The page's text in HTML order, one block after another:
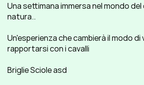
Una settimana immersa nel mondo del
natura..
Un'esperienza che cambierà il modo di
rapportarsi con i cavalli
Briglie Sciole asd